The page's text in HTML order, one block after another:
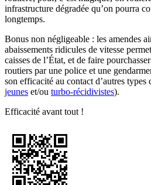
infrastructure dégradée qu’on pourra
longtemps.
Bonus non négligeable : les amendes
abaissements ridicules de vitesse
caisses de l’État, et de faire
routiers par une police et une
son efficacité au contact d’autres
jeunes et/ou turbo-récidivistes).
Efficacité avant tout !